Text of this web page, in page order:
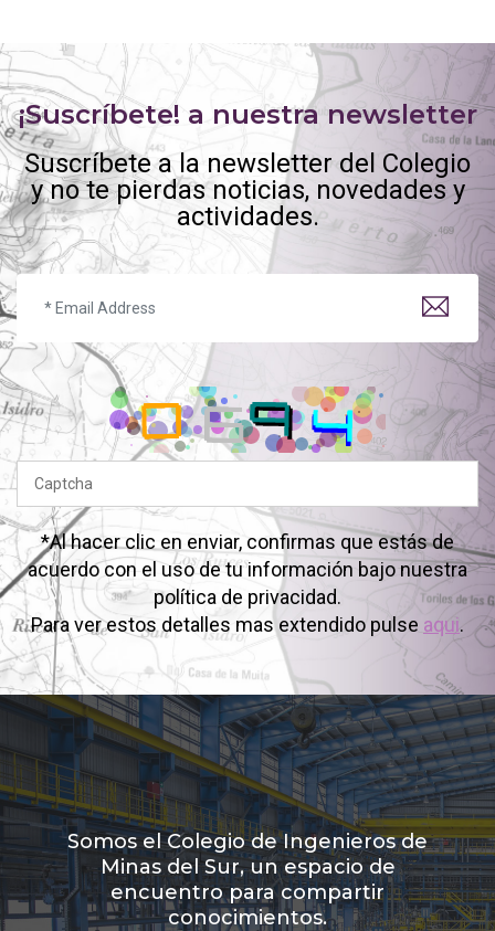
¡Suscríbete! a nuestra newsletter
Suscríbete a la newsletter del Colegio
y no te pierdas noticias, novedades y
actividades.
*Al hacer clic en enviar, confirmas que estás de
acuerdo con el uso de tu información bajo nuestra
política de privacidad.
Para ver estos detalles mas extendido pulse aqui.
Somos el Colegio de Ingenieros de
Minas del Sur, un espacio de
encuentro para compartir
conocimientos.